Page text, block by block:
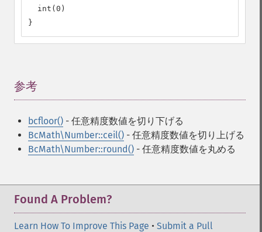
  int(0)
}
参考
bcfloor() - 任意精度数値を切り下げる
BcMath\Number::ceil() - 任意精度数値を切り上げる
BcMath\Number::round() - 任意精度数値を丸める
Found A Problem?
Learn How To Improve This Page • Submit a Pull